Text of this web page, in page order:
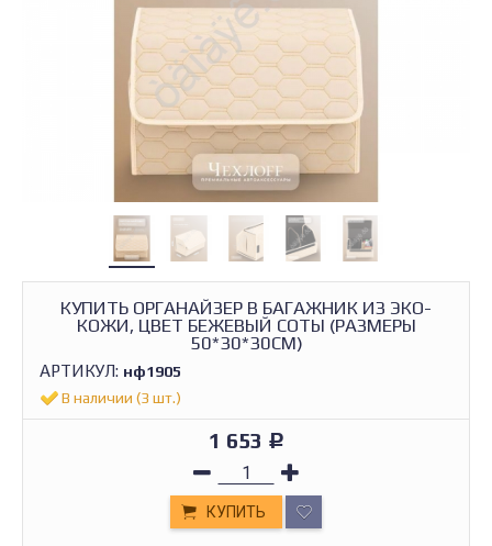
КУПИТЬ ОРГАНАЙЗЕР В БАГАЖНИК ИЗ ЭКО-
КОЖИ, ЦВЕТ БЕЖЕВЫЙ СОТЫ (РАЗМЕРЫ
50*30*30СМ)
АРТИКУЛ: нф1905
В наличии (3 шт.)
1 653 Р
КУПИТЬ